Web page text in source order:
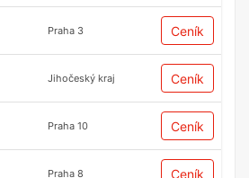
Praha 3 Ceník
Jihočeský kraj Ceník
Praha 10 Ceník
Praha 8 Ceník